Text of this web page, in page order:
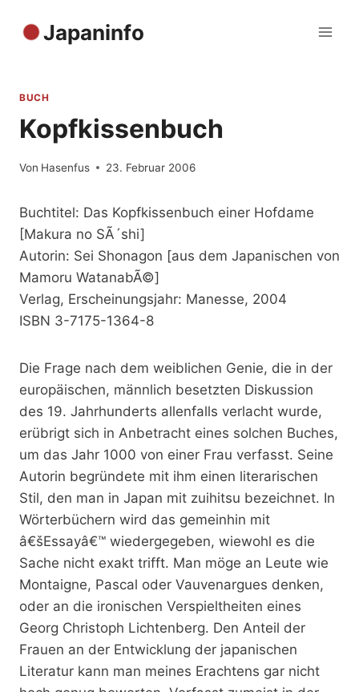
Inhalt
Japaninfo
BUCH
Kopfkissenbuch
Von Hasenfus 23. Februar 2006
Buchtitel: Das Kopfkissenbuch einer Hofdame
[Makura no SÃ´shi]
Autorin: Sei Shonagon [aus dem Japanischen von
Mamoru WatanabÃ©]
Verlag, Erscheinungsjahr: Manesse, 2004
ISBN 3-7175-1364-8
Die Frage nach dem weiblichen Genie, die in der
europäischen, männlich besetzten Diskussion
des 19. Jahrhunderts allenfalls verlacht wurde,
erübrigt sich in Anbetracht eines solchen Buches,
um das Jahr 1000 von einer Frau verfasst. Seine
Autorin begründete mit ihm einen literarischen
Stil, den man in Japan mit zuihitsu bezeichnet. In
Wörterbüchern wird das gemeinhin mit
â€šEssayâ€™ wiedergegeben, wiewohl es die
Sache nicht exakt trifft. Man möge an Leute wie
Montaigne, Pascal oder Vauvenargues denken,
oder an die ironischen Verspieltheiten eines
Georg Christoph Lichtenberg. Den Anteil der
Frauen an der Entwicklung der japanischen
Literatur kann man meines Erachtens gar nicht